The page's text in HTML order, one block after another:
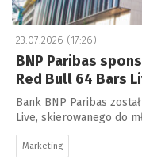
23.07.2026 (17:26)
BNP Paribas
Red Bull 64 Bars
Bank BNP Paribas
Live, skierowanego do
Marketing